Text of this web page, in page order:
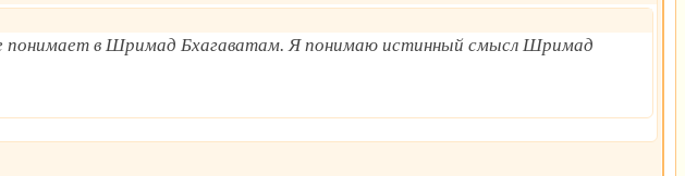
понимает в Шримад Бхагаватам. Я понимаю истинный смысл Шримад